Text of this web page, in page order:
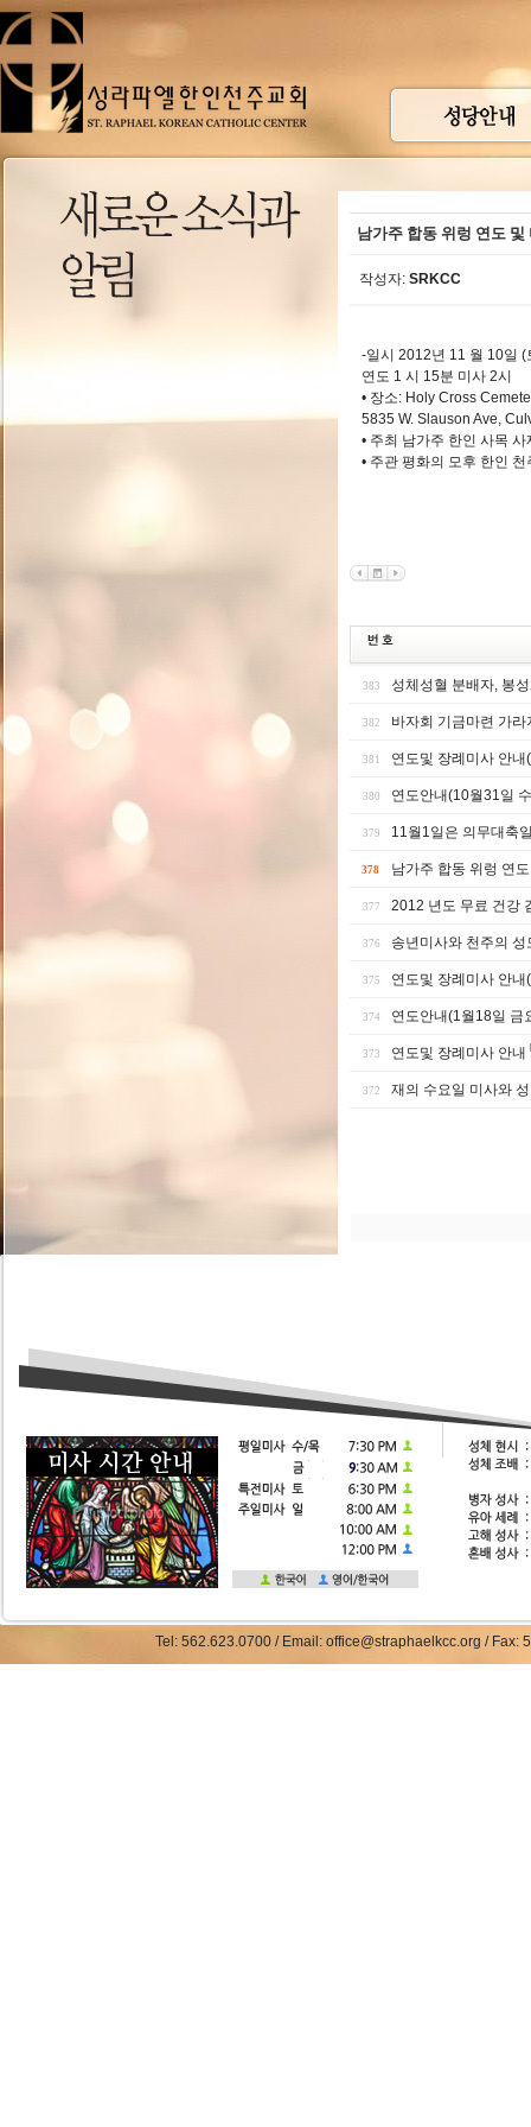
남가주 합동 위렁 연도 및
작성자: SRKCC
-일시 2012년 11 월 10일 (
연도 1 시 15분 미사 2시
• 장소: Holy Cross
5835 W. Slauson Ave,
• 주최 남가주 한인 사목 사
• 주관 평화의 모후 한인
383 성체성혈 분배자, 봉
382 바자회 기금마련 가라
381 연도및 장례미사 안
380 연도안내(10월31일
379 11월1일은 의무대축
378 남가주 합동 위렁 연
377 2012 년도 무료 건강
376 송년미사와 천주의
375 연도및 장례미사 안
374 연도안내(1월18일 금
373 연도및 장례미사 안내
372 재의 수요일 미사와
Tel: 562.623.0700 / Email: office@straphaelkcc.org /